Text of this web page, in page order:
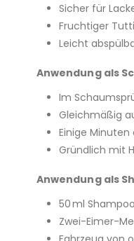
Sicher für
Fruchtiger
Leicht
Anwendung als
Im
Gleichmäßig
Einige
Gründlich mit
Anwendung als
50 ml
Zwei-Eimer-